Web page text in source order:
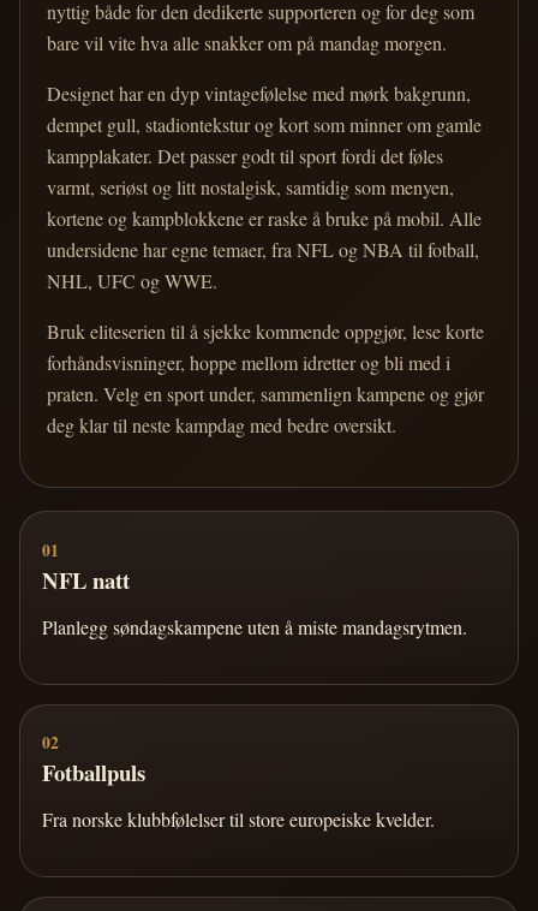
nyttig både for den dedikerte supporteren og for deg som
bare vil vite hva alle snakker om på mandag morgen.
Designet har en dyp vintagefølelse med mørk bakgrunn,
dempet gull, stadiontekstur og kort som minner om gamle
kampplakater. Det passer godt til sport fordi det føles
varmt, seriøst og litt nostalgisk, samtidig som menyen,
kortene og kampblokkene er raske å bruke på mobil. Alle
undersidene har egne temaer, fra NFL og NBA til fotball,
NHL, UFC og WWE.
Bruk eliteserien til å sjekke kommende oppgjør, lese korte
forhåndsvisninger, hoppe mellom idretter og bli med i
praten. Velg en sport under, sammenlign kampene og gjør
deg klar til neste kampdag med bedre oversikt.
01
NFL natt
Planlegg søndagskampene uten å miste mandagsrytmen.
02
Fotballpuls
Fra norske klubbfølelser til store europeiske kvelder.